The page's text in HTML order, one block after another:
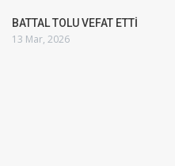
BATTAL TOLU VEFAT ETTİ
13 Mar, 2026